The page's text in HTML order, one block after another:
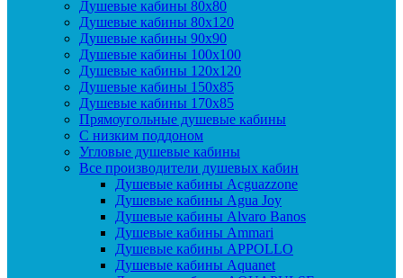
Душевые кабины 80x80
Душевые кабины 80x120
Душевые кабины 90х90
Душевые кабины 100x100
Душевые кабины 120x120
Душевые кабины 150x85
Душевые кабины 170x85
Прямоугольные душевые кабины
С низким поддоном
Угловые душевые кабины
Все производители душевых кабин
Душевые кабины Acguazzone
Душевые кабины Agua Joy
Душевые кабины Alvaro Banos
Душевые кабины Ammari
Душевые кабины APPOLLO
Душевые кабины Aquanet